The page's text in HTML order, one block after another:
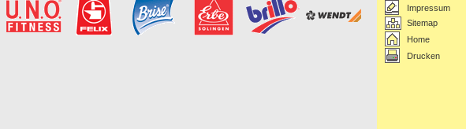
Impressum
Sitemap
Home
Drucken